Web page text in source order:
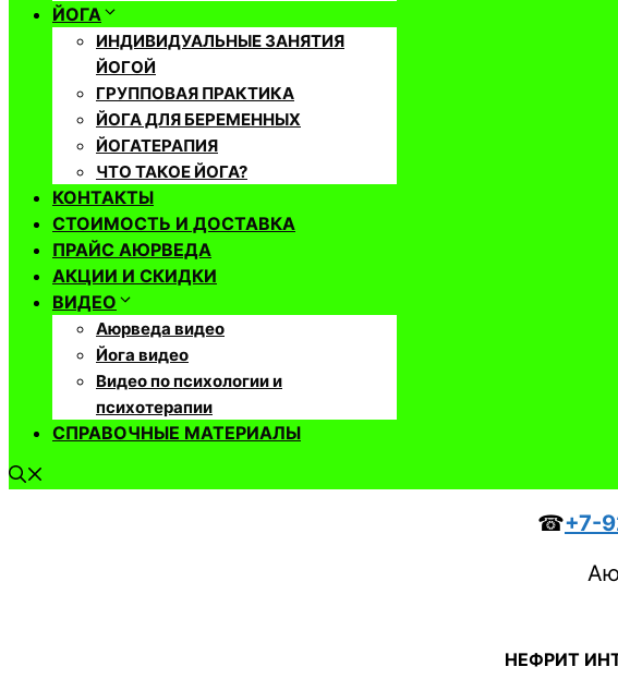
ЙОГА
ИНДИВИДУАЛЬНЫЕ ЗАНЯТИЯ
ЙОГОЙ
ГРУППОВАЯ ПРАКТИКА
ЙОГА ДЛЯ БЕРЕМЕННЫХ
ЙОГАТЕРАПИЯ
ЧТО ТАКОЕ ЙОГА?
КОНТАКТЫ
СТОИМОСТЬ И ДОСТАВКА
ПРАЙС АЮРВЕДА
АКЦИИ И СКИДКИ
ВИДЕО
Аюрведа видео
Йога видео
Видео по психологии и
психотерапии
СПРАВОЧНЫЕ МАТЕРИАЛЫ
☎+7-
НЕФРИТ